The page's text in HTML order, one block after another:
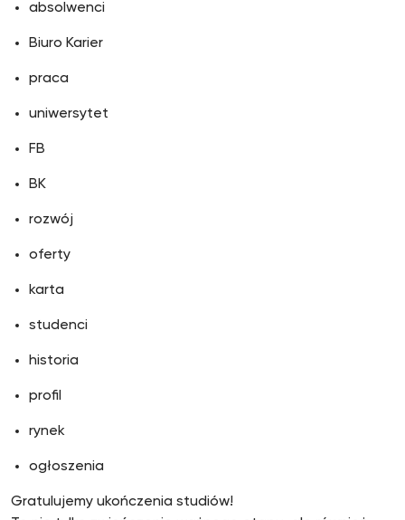
absolwenci
Biuro Karier
praca
uniwersytet
FB
BK
rozwój
oferty
karta
studenci
historia
profil
rynek
ogłoszenia
Gratulujemy ukończenia studiów!